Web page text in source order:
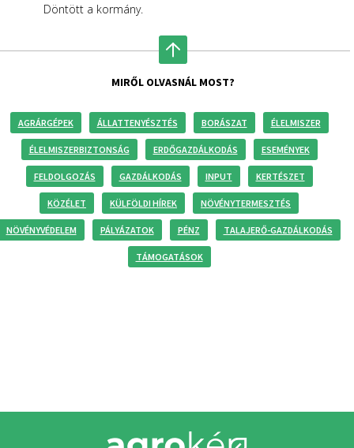
Döntött a kormány.
MIRŐL OLVASNÁL MOST?
AGRÁRGÉPEK ÁLLATTENYÉSZTÉS BORÁSZAT ÉLELMISZER
ÉLELMISZERBIZTONSÁG ERDŐGAZDÁLKODÁS ESEMÉNYEK
FELDOLGOZÁS GAZDÁLKODÁS INPUT KERTÉSZET
KÖZÉLET KÜLFÖLDI HÍREK NÖVÉNYTERMESZTÉS
NÖVÉNYVÉDELEM PÁLYÁZATOK PÉNZ TALAJERŐ-GAZDÁLKODÁS
TÁMOGATÁSOK